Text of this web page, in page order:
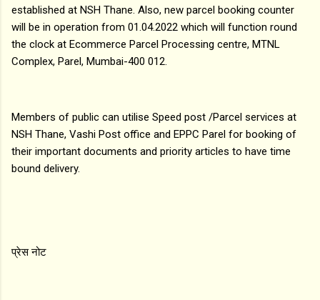
established at NSH Thane. Also, new parcel booking counter
will be in operation from 01.04.2022 which will function round
the clock at Ecommerce Parcel Processing centre, MTNL
Complex, Parel, Mumbai-400 012.
Members of public can utilise Speed post /Parcel services at
NSH Thane, Vashi Post office and EPPC Parel for booking of
their important documents and priority articles to have time
bound delivery.
प्रेस नोट